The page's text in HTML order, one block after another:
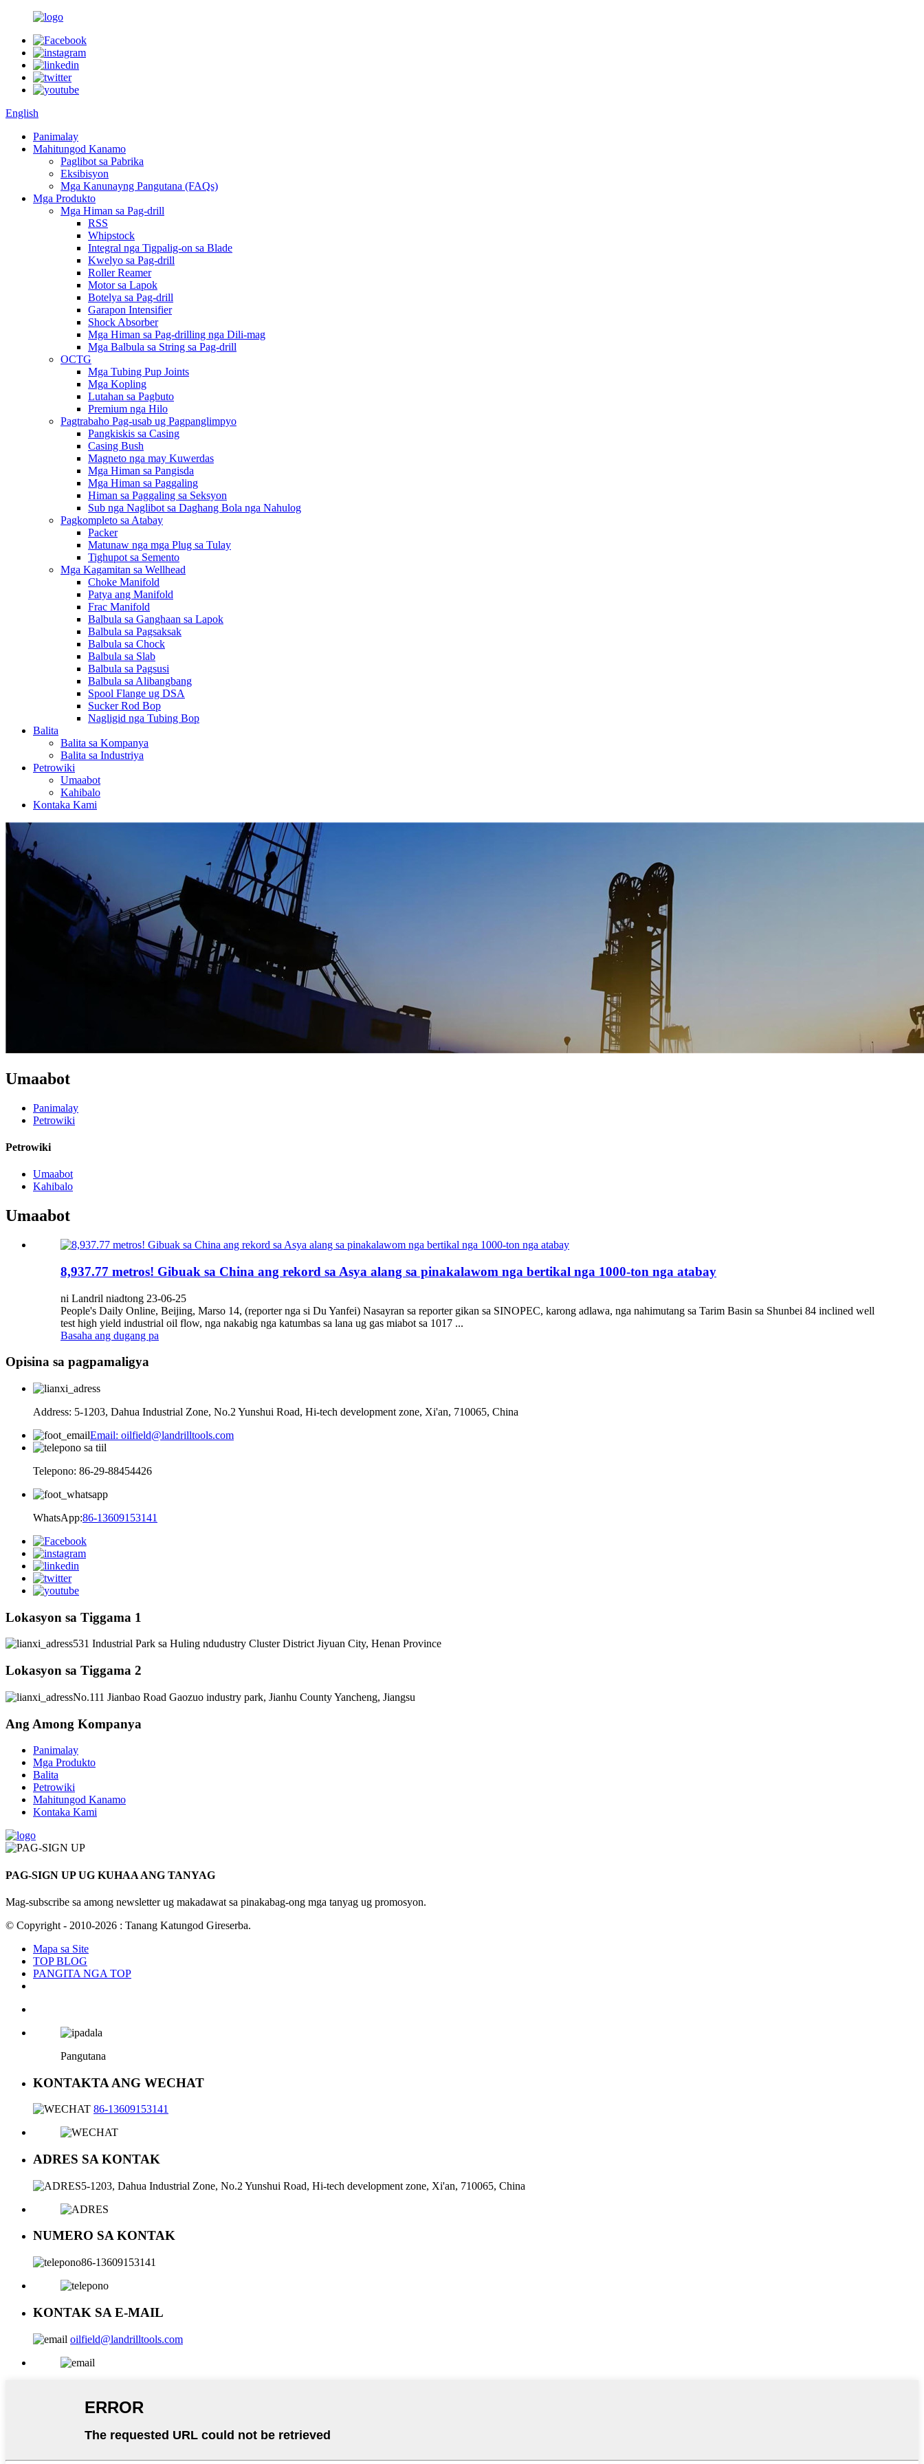
English
Panimalay
Mahitungod Kanamo
Paglibot sa Pabrika
Eksibisyon
Mga Kanunayng Pangutana (FAQs)
Mga Produkto
Mga Himan sa Pag-drill
RSS
Whipstock
Integral nga Tigpalig-on sa Blade
Kwelyo sa Pag-drill
Roller Reamer
Motor sa Lapok
Botelya sa Pag-drill
Garapon Intensifier
Shock Absorber
Mga Himan sa Pag-drilling nga Dili-mag
Mga Balbula sa String sa Pag-drill
OCTG
Mga Tubing Pup Joints
Mga Kopling
Lutahan sa Pagbuto
Premium nga Hilo
Pagtrabaho Pag-usab ug Pagpanglimpyo
Pangkiskis sa Casing
Casing Bush
Magneto nga may Kuwerdas
Mga Himan sa Pangisda
Mga Himan sa Paggaling
Himan sa Paggaling sa Seksyon
Sub nga Naglibot sa Daghang Bola nga Nahulog
Pagkompleto sa Atabay
Packer
Matunaw nga mga Plug sa Tulay
Tighupot sa Semento
Mga Kagamitan sa Wellhead
Choke Manifold
Patya ang Manifold
Frac Manifold
Balbula sa Ganghaan sa Lapok
Balbula sa Pagsaksak
Balbula sa Chock
Balbula sa Slab
Balbula sa Pagsusi
Balbula sa Alibangbang
Spool Flange ug DSA
Sucker Rod Bop
Nagligid nga Tubing Bop
Balita
Balita sa Kompanya
Balita sa Industriya
Petrowiki
Umaabot
Kahibalo
Kontaka Kami
Umaabot
Panimalay
Petrowiki
Petrowiki
Umaabot
Kahibalo
Umaabot
8,937.77 metros! Gibuak sa China ang rekord sa Asya alang sa pinakalawom nga bertikal nga 1000-ton nga atabay
ni Landril niadtong 23-06-25
People's Daily Online, Beijing, Marso 14, (reporter nga si Du Yanfei) Nasayran sa reporter gikan sa SINOPEC, karong adlawa, nga nahimutang sa Tarim Basin sa Shunbei 84 inclined well
test high yield industrial oil flow, nga nakabig nga katumbas sa lana ug gas miabot sa 1017 ...
Basaha ang dugang pa
Opisina sa pagpamaligya
Address: 5-1203, Dahua Industrial Zone, No.2 Yunshui Road, Hi-tech development zone, Xi'an, 710065, China
Email: oilfield@landrilltools.com
Telepono: 86-29-88454426
WhatsApp:86-13609153141
Lokasyon sa Tiggama 1
531 Industrial Park sa Huling ndudustry Cluster District Jiyuan City, Henan Province
Lokasyon sa Tiggama 2
No.111 Jianbao Road Gaozuo industry park, Jianhu County Yancheng, Jiangsu
Ang Among Kompanya
Panimalay
Mga Produkto
Balita
Petrowiki
Mahitungod Kanamo
Kontaka Kami
PAG-SIGN UP UG KUHAA ANG TANYAG
Mag-subscribe sa among newsletter ug makadawat sa pinakabag-ong mga tanyag ug promosyon.
© Copyright - 2010-2026 : Tanang Katungod Gireserba.
Mapa sa Site
TOP BLOG
PANGITA NGA TOP
Pangutana
KONTAKTA ANG WECHAT
86-13609153141
ADRES SA KONTAK
5-1203, Dahua Industrial Zone, No.2 Yunshui Road, Hi-tech development zone, Xi'an, 710065, China
NUMERO SA KONTAK
86-13609153141
KONTAK SA E-MAIL
oilfield@landrilltools.com